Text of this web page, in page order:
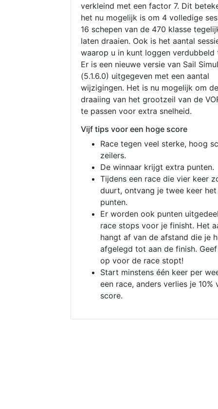
verkleind met een factor 7. Dit
het nu mogelijk is om 4 volledige
16 schepen van de 470 klasse
laten draaien. Ook is het aantal
waarop u in kunt loggen verdubbeld
Er is een nieuwe versie van Sail
(5.1.6.0) uitgegeven met een aantal
wijzigingen. Het is nu mogelijk om de
draaiing van het grootzeil van de
te passen voor extra snelheid.
Vijf tips voor een hoge score
Race tegen veel sterke, hoog
zeilers.
De winnaar krijgt extra punten.
Tijdens een race die vier keer
duurt, ontvang je twee keer
punten.
Er worden ook punten
race stops voor je finisht. Het
hangt af van de afstand die je
afgelegd tot aan de finish.
op voor de race stopt!
Start minstens één keer per
een race, anders verlies je 10%
score.